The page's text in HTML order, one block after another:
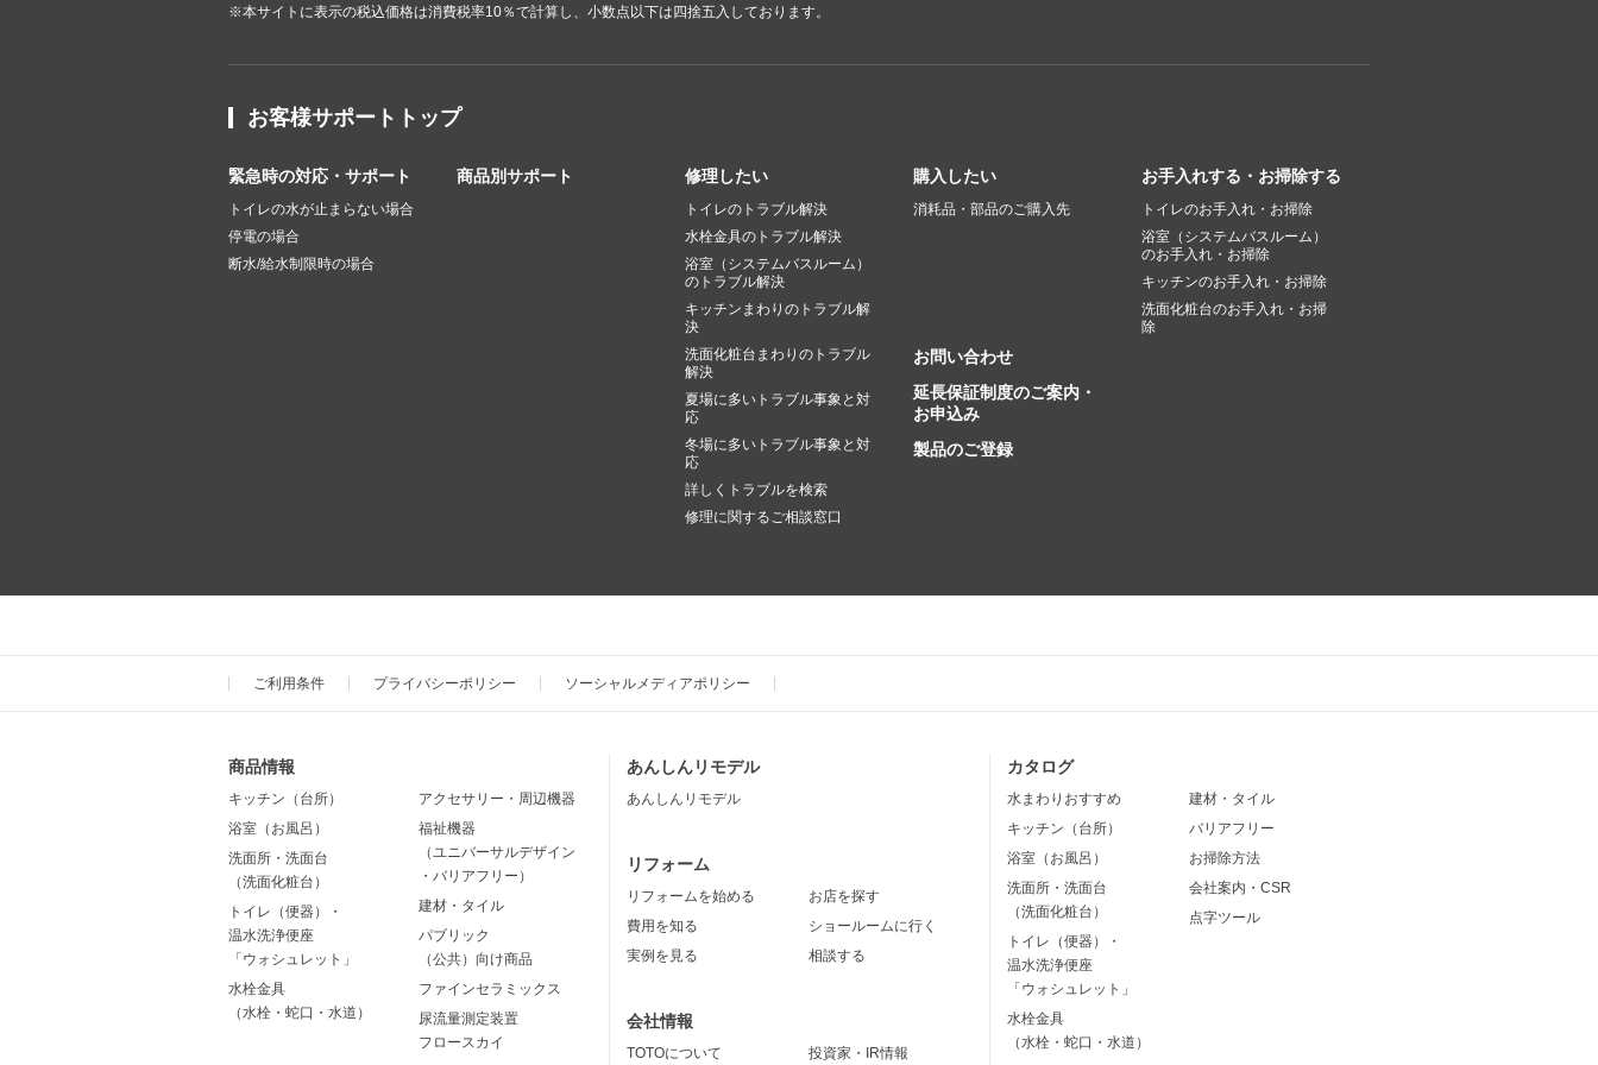
※本サイトに表示の税込価格は消費税率10％で計算し、小数点以下は四捨五入しております。
お客様サポートトップ
緊急時の対応・サポート
トイレの水が止まらない場合
停電の場合
断水/給水制限時の場合
商品別サポート 修理したい
トイレのトラブル解決
水栓金具のトラブル解決
浴室（システムバスルーム）
のトラブル解決
キッチンまわりのトラブル解
決
洗面化粧台まわりのトラブル
解決
夏場に多いトラブル事象と対
応
冬場に多いトラブル事象と対
応
詳しくトラブルを検索
修理に関するご相談窓口
購入したい
消耗品・部品のご購入先
お手入れする・お掃除する
トイレのお手入れ・お掃除
浴室（システムバスルーム）
のお手入れ・お掃除
キッチンのお手入れ・お掃除
洗面化粧台のお手入れ・お掃
除
お問い合わせ
延長保証制度のご案内・
お申込み
製品のご登録
ご利用条件 プライバシーポリシー ソーシャルメディアポリシー
商品情報
キッチン（台所）
浴室（お風呂）
洗面所・洗面台
（洗面化粧台）
トイレ（便器）・
温水洗浄便座
「ウォシュレット」
水栓金具
（水栓・蛇口・水道）
アクセサリー・周辺機器
福祉機器
（ユニバーサルデザイン
・バリアフリー）
建材・タイル
パブリック
（公共）向け商品
ファインセラミックス
尿流量測定装置
フロースカイ
あんしんリモデル
あんしんリモデル
リフォーム
リフォームを始める
費用を知る
実例を見る
お店を探す
ショールームに行く
相談する
会社情報
TOTOについて 投資家・IR情報
カタログ
水まわりおすすめ
キッチン（台所）
浴室（お風呂）
洗面所・洗面台
（洗面化粧台）
トイレ（便器）・
温水洗浄便座
「ウォシュレット」
水栓金具
（水栓・蛇口・水道）
建材・タイル
バリアフリー
お掃除方法
会社案内・CSR
点字ツール